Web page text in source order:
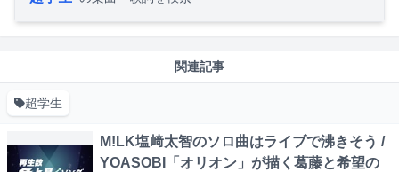
関連記事
超学生
M!LK塩﨑太智のソロ曲はライブで沸きそう /
YOASOBI「オリオン」が描く葛藤と希望の